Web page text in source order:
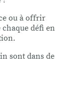
ou à offrir
défi en
sont dans de